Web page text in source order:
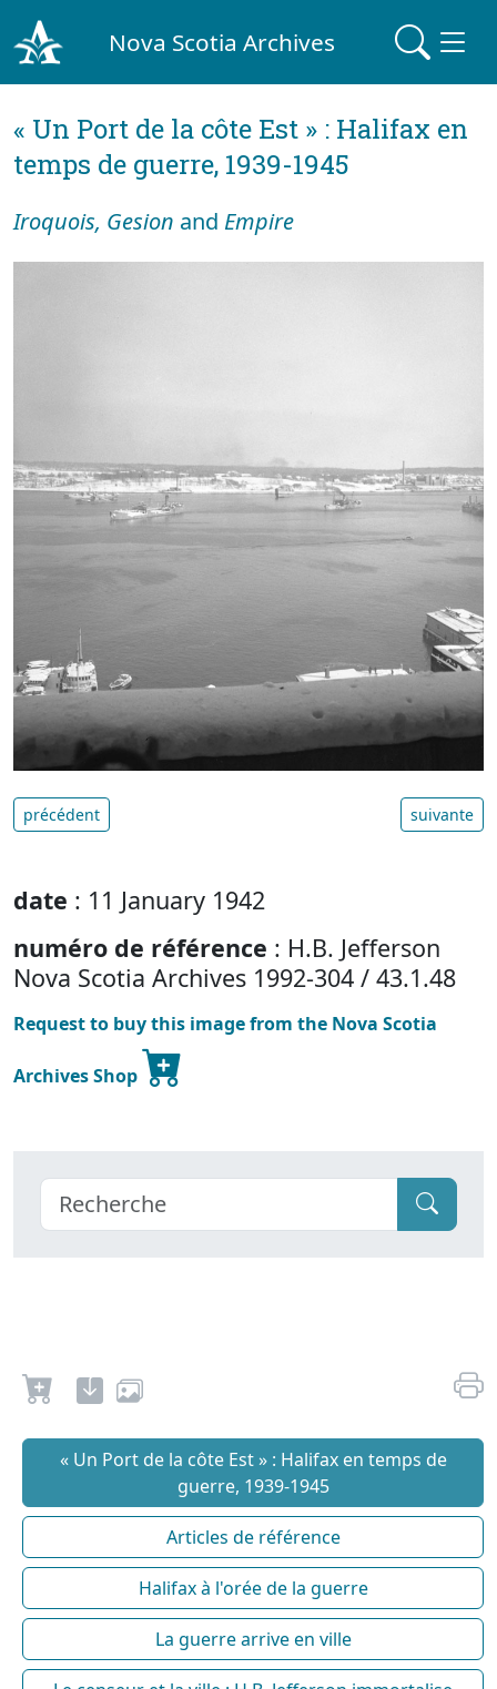
Nova Scotia Archives
« Un Port de la côte Est » : Halifax en
temps de guerre, 1939-1945
Iroquois, Gesion and Empire
précédent suivante
date : 11 January 1942
numéro de référence : H.B. Jefferson
Nova Scotia Archives 1992-304 / 43.1.48
Request to buy this image from the Nova Scotia
Archives Shop
« Un Port de la côte Est » : Halifax en temps de
guerre, 1939-1945
Articles de référence
Halifax à l'orée de la guerre
La guerre arrive en ville